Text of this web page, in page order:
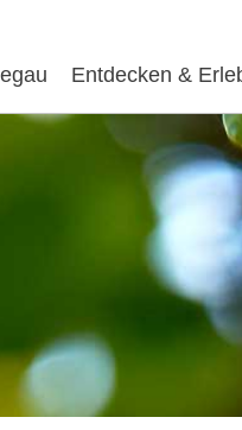
Entdecken &